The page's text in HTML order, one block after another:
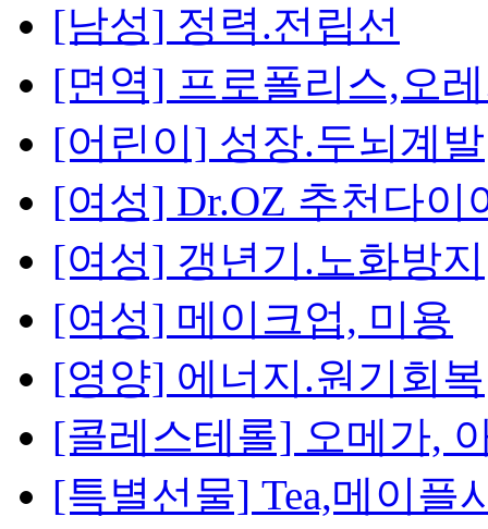
[남성] 정력.전립선
[면역] 프로폴리스,오
[어린이] 성장.두뇌계발
[여성] Dr.OZ 추천다이
[여성] 갱년기.노화방지
[여성] 메이크업, 미용
[영양] 에너지.원기회복
[콜레스테롤] 오메가,
[특별선물] Tea,메이플